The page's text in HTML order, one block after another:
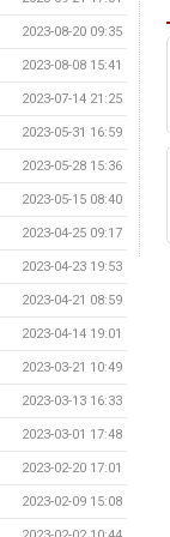
2023-08-20 09:35
2023-08-08 15:41
2023-07-14 21:25
2023-05-31 16:59
2023-05-28 15:36
2023-05-15 08:40
2023-04-25 09:17
2023-04-23 19:53
2023-04-21 08:59
2023-04-14 19:01
2023-03-21 10:49
2023-03-13 16:33
2023-03-01 17:48
2023-02-20 17:01
2023-02-09 15:08